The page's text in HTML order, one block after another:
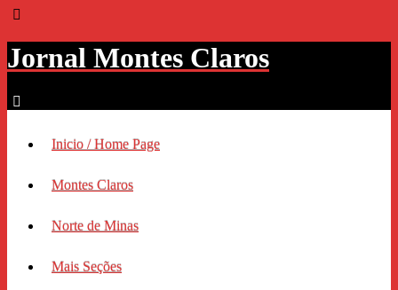
Jornal Montes Claros
Inicio / Home Page
Montes Claros
Norte de Minas
Mais Seções